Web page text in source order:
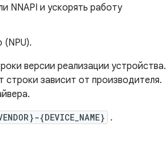
NNAPI и ускорять работу
(NPU).
версии реализации устройства.
зависит от производителя.
{DEVICE_NAME} .